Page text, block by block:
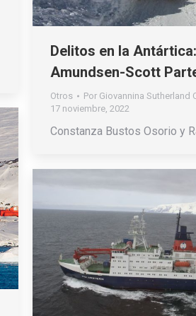
Delitos en la
Amundsen-Scott
Otros Por Giovannina Sutherland
17 noviembre, 2022
Constanza Bustos Osorio y